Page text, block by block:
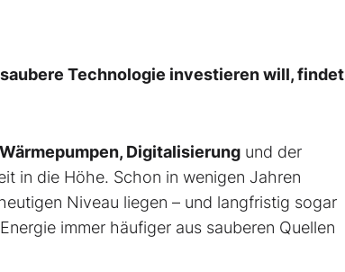
Technologie investieren will, findet
Wärmepumpen, Digitalisierung und der
in die Höhe. Schon in wenigen Jahren
Niveau liegen – und langfristig sogar
immer häufiger aus sauberen Quellen